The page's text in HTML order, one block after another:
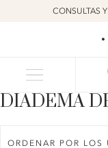
CONSULTAS
DIADEMA